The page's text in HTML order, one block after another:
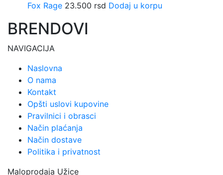
Fox Rage 23.500 rsd Dodaj u korpu
BRENDOVI
NAVIGACIJA
Naslovna
O nama
Kontakt
Opšti uslovi kupovine
Pravilnici i obrasci
Način plaćanja
Način dostave
Politika i privatnost
Maloprodaja Užice